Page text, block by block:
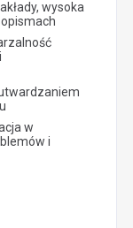
wysoka
w
i